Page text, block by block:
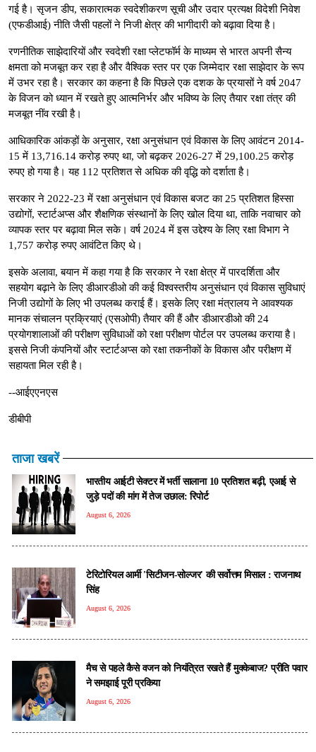
गई है। सृजन डीप, सकारात्मक स्वदेशीकरण सूची और उदार प्रत्यक्ष विदेशी निवेश
(एफडीआई) नीति जैसी पहलों ने निजी क्षेत्र की भागीदारी को बढ़ावा दिया है।
रणनीतिक साझेदारियों और स्वदेशी रक्षा प्लेटफॉर्म के माध्यम से भारत अपनी सैन्य
क्षमता को मजबूत कर रहा है और वैश्विक स्तर पर एक जिम्मेदार रक्षा साझेदार के रूप
में उभर रहा है। सरकार का कहना है कि पिछले एक दशक के प्रयासों ने वर्ष 2047
के विजन को ध्यान में रखते हुए आत्मनिर्भर और भविष्य के लिए तैयार रक्षा तंत्र की
मजबूत नींव रखी है।
आधिकारिक आंकड़ों के अनुसार, रक्षा अनुसंधान एवं विकास के लिए आवंटन 2014-
15 में 13,716.14 करोड़ रुपए था, जो बढ़कर 2026-27 में 29,100.25 करोड़
रुपए हो गया है। यह 112 प्रतिशत से अधिक की वृद्धि को दर्शाता है।
सरकार ने 2022-23 में रक्षा अनुसंधान एवं विकास बजट का 25 प्रतिशत हिस्सा
उद्योगों, स्टार्टअप्स और शैक्षणिक संस्थानों के लिए खोल दिया था, ताकि नवाचार को
व्यापक स्तर पर बढ़ावा मिल सके। वर्ष 2024 में इस उद्देश्य के लिए रक्षा विभाग ने
1,757 करोड़ रुपए आवंटित किए थे।
इसके अलावा, बयान में कहा गया है कि सरकार ने रक्षा क्षेत्र में पारदर्शिता और
सहयोग बढ़ाने के लिए डीआरडीओ की कई विश्वस्तरीय अनुसंधान एवं विकास सुविधाएं
निजी उद्योगों के लिए भी उपलब्ध कराई हैं। इसके लिए रक्षा मंत्रालय ने आवश्यक
मानक संचालन प्रक्रियाएं (एसओपी) तैयार की हैं और डीआरडीओ की 24
प्रयोगशालाओं की परीक्षण सुविधाओं को रक्षा परीक्षण पोर्टल पर उपलब्ध कराया है।
इससे निजी कंपनियों और स्टार्टअप्स को रक्षा तकनीकों के विकास और परीक्षण में
सहायता मिल रही है।
--आईएएनएस
डीबीपी
ताजा खबरें
भारतीय आईटी सेक्टर में भर्ती सालाना 10 प्रतिशत बढ़ी, एआई से
जुड़े पदों की मांग में तेज उछाल: रिपोर्ट
August 6, 2026
टेरिटोरियल आर्मी 'सिटीजन-सोल्जर' की सर्वोत्तम मिसाल : राजनाथ
सिंह
August 6, 2026
मैच से पहले कैसे वजन को नियंत्रित रखते हैं मुक्केबाज? प्रीति पवार
ने समझाई पूरी प्रकिया
August 6, 2026